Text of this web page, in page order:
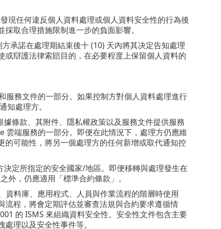
現任何違反個人資料處理或個人資料安全性的行為後
取合理措施限制進一步的負面影響。
承諾在處理期結束後十 (10) 天內將其决定告知處理
辯護法律索賠目的，在必要程度上保留個人資料的
服務文件的一部分。如果控制方對個人資料處理進行
知處理方。
條款、其附件、隱私權政策以及服務文件提供服務
端服務的一部分。即便在此情況下，處理方仍應維
可能性，將另一個處理方的任何新增或取代通知控
定所指定的安全國家/地區。即便移轉與處理發生在
，仍應適用「標準合約條款」。
資料庫、應用程式、人員與作業流程的階層時使用
程，將會定期評估並審查法規與合約要求遵循情
的 ISMS 來組織資料安全性。安全性文件包含主要
理以及安全性事件等。